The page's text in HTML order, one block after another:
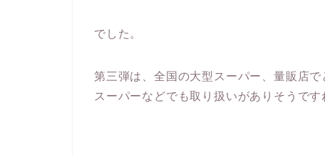
でした。
第三弾は、全国の大型スーパー、量販店
スーパーなどでも取り扱いがありそうです